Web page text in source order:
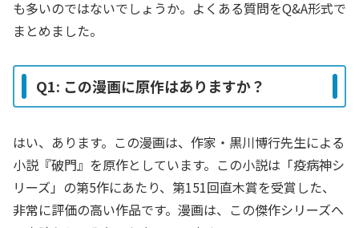
も多いのではないでしょうか。よくある質問をQ&A形式で
まとめました。
Q1: この漫画に原作はありますか？
はい、あります。この漫画は、作家・黒川博行先生による
小説『破門』を原作としています。この小説は「疫病神シ
リーズ」の第5作にあたり、第151回直木賞を受賞した、
非常に評価の高い作品です。漫画は、この傑作シリーズへ